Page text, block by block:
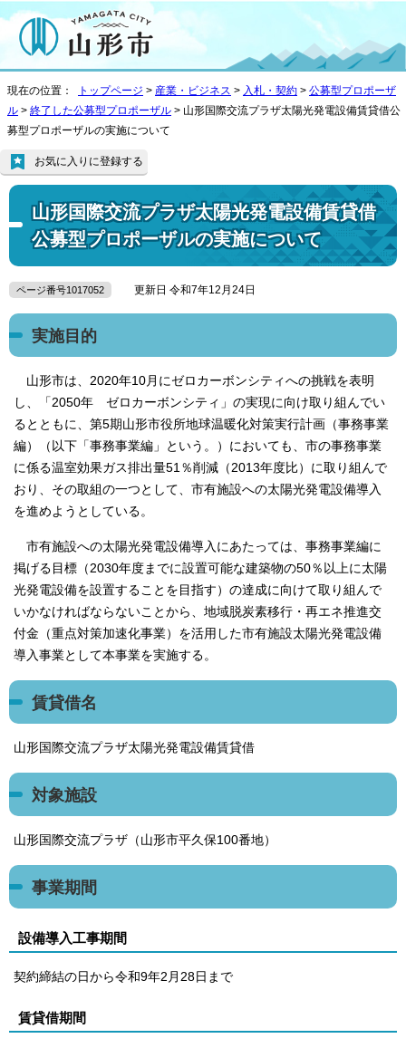
現在の位置： トップページ > 産業・ビジネス > 入札・契約 > 公募型プロポーザ
ル > 終了した公募型プロポーザル > 山形国際交流プラザ太陽光発電設備賃貸借公
募型プロポーザルの実施について
山形国際交流プラザ太陽光発電設備賃貸借
公募型プロポーザルの実施について
お気に入りに登録する
ページ番号1017052 更新日 令和7年12月24日
実施目的
山形市は、2020年10月にゼロカーボンシティへの挑戦を表明
し、「2050年 ゼロカーボンシティ」の実現に向け取り組んでい
るとともに、第5期山形市役所地球温暖化対策実行計画（事務事業
編）（以下「事務事業編」という。）においても、市の事務事業
に係る温室効果ガス排出量51％削減（2013年度比）に取り組んで
おり、その取組の一つとして、市有施設への太陽光発電設備導入
を進めようとしている。
市有施設への太陽光発電設備導入にあたっては、事務事業編に
掲げる目標（2030年度までに設置可能な建築物の50％以上に太陽
光発電設備を設置することを目指す）の達成に向けて取り組んで
いかなければならないことから、地域脱炭素移行・再エネ推進交
付金（重点対策加速化事業）を活用した市有施設太陽光発電設備
導入事業として本事業を実施する。
賃貸借名
山形国際交流プラザ太陽光発電設備賃貸借
対象施設
山形国際交流プラザ（山形市平久保100番地）
事業期間
設備導入工事期間
契約締結の日から令和9年2月28日まで
賃貸借期間